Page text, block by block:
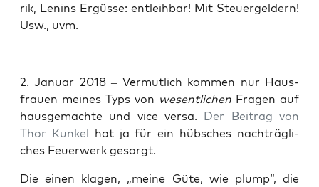
rik, Lenins Ergüs­se: ent­leih­bar! Mit Steu­er­gel­dern!
Usw., uvm.
– – –
2. Janu­ar 2018 – Ver­mut­lich kom­men nur Haus­
frau­en mei­nes Typs von wesent­li­chen Fra­gen auf
haus­ge­mach­te und vice ver­sa. Der Bei­trag von
Thor Kun­kel hat ja für ein hüb­sches nach­träg­li­
ches Feu­er­werk gesorgt.
Die einen kla­gen, „mei­ne Güte, wie plump“, die